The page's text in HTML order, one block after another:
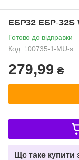
ESP32 ESP-
Готово до відправки
Код: 100735-1-MU-s
279,99 ₴
Що таке купити